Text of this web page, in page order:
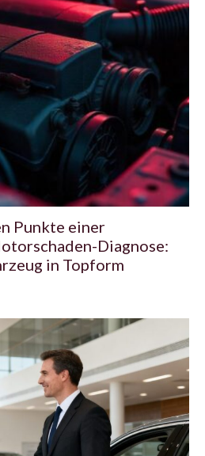
Punkte einer
Diagnose:
in Topform